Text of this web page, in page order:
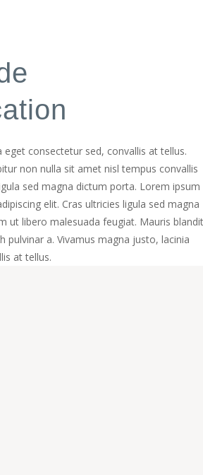
consectetur sed, convallis at tellus.
non nulla sit amet nisl tempus convallis
sed magna dictum porta. Lorem ipsum
elit. Cras ultricies ligula sed magna
ut libero malesuada feugiat. Mauris blandit
pulvinar a. Vivamus magna justo, lacinia
at tellus.